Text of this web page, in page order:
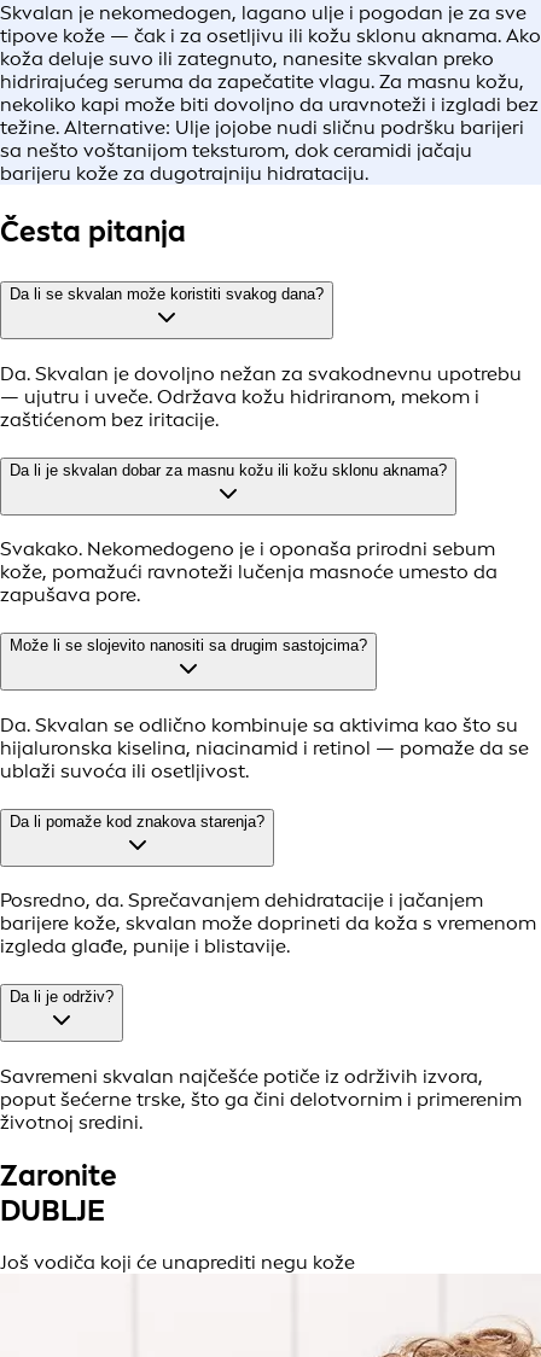
Skvalan je nekomedogen, lagano ulje i pogodan je za sve
tipove kože — čak i za osetljivu ili kožu sklonu aknama. Ako
koža deluje suvo ili zategnuto, nanesite skvalan preko
hidrirajućeg seruma da zapečatite vlagu. Za masnu kožu,
nekoliko kapi može biti dovoljno da uravnoteži i izgladi bez
težine. Alternative: Ulje jojobe nudi sličnu podršku barijeri
sa nešto voštanijom teksturom, dok ceramidi jačaju
barijeru kože za dugotrajniju hidrataciju.
Česta pitanja
Da li se skvalan može koristiti svakog dana?
Da. Skvalan je dovoljno nežan za svakodnevnu upotrebu
— ujutru i uveče. Održava kožu hidriranom, mekom i
zaštićenom bez iritacije.
Da li je skvalan dobar za masnu kožu ili kožu sklonu aknama?
Svakako. Nekomedogeno je i oponaša prirodni sebum
kože, pomažući ravnoteži lučenja masnoće umesto da
zapušava pore.
Može li se slojevito nanositi sa drugim sastojcima?
Da. Skvalan se odlično kombinuje sa aktivima kao što su
hijaluronska kiselina, niacinamid i retinol — pomaže da se
ublaži suvoća ili osetljivost.
Da li pomaže kod znakova starenja?
Posredno, da. Sprečavanjem dehidratacije i jačanjem
barijere kože, skvalan može doprineti da koža s vremenom
izgleda glađe, punije i blistavije.
Da li je održiv?
Savremeni skvalan najčešće potiče iz održivih izvora,
poput šećerne trske, što ga čini delotvornim i primerenim
životnoj sredini.
Zaronite
DUBLJE
Još vodiča koji će unaprediti negu kože